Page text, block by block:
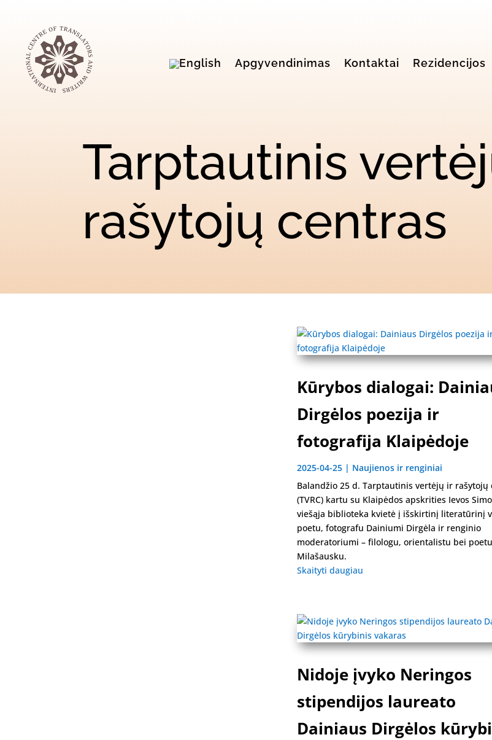
Apgyvendinimas Kontaktai Rezidencijos
Tarptautinis
rašytojų centras
Kūrybos dialogai:
Dirgėlos poezija ir
fotografija Klaipėdoje
2025-04-25| Naujienos ir renginiai
Balandžio 25 d. Tarptautinis vertėjų ir rašytojų
(TVRC) kartu su Klaipėdos apskrities Ievos
viešąja biblioteka kvietė į išskirtinį literatūrinį
poetu, fotografu Dainiumi Dirgėla ir renginio
moderatoriumi – filologu, orientalistu bei
Milašausku.
Skaityti daugiau
Nidoje įvyko Neringos
stipendijos laureato
Dainiaus Dirgėlos